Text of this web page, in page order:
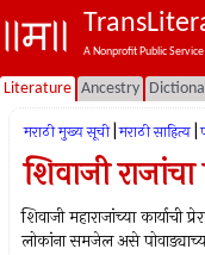
A Nonprofit Public
Literature Ancestry
मराठी मुख्य सूची मराठी साहित्य
शिवाजी
शिवाजी महाराजांच्या कार्याची
लोकांना समजेल असे